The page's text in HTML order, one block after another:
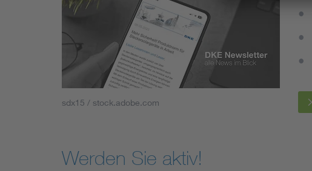
sdx15 / stock.adobe.com
Werden Sie aktiv!